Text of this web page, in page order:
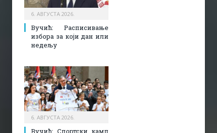
6. АВГУСТА 2026.
Вучић: Расписивање
избора за који дан или
недељу
6. АВГУСТА 2026.